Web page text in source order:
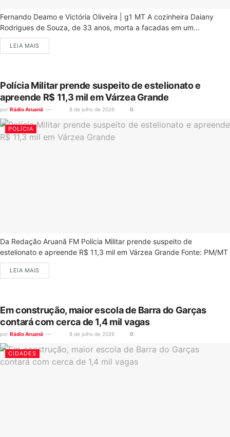
Fernando Deamo e Victória Oliveira | g1 MT A cozinheira Daiany
Rodrigues de Souza, de 33 anos, morta a facadas em um...
LEIA MAIS
Polícia Militar prende suspeito de estelionato e
apreende R$ 11,3 mil em Várzea Grande
por Rádio Aruanã 8 de julho de 2026 0
POLÍCIA
Da Redação Aruanã FM Polícia Militar prende suspeito de
estelionato e apreende R$ 11,3 mil em Várzea Grande Fonte: PM/MT
LEIA MAIS
Em construção, maior escola de Barra do Garças
contará com cerca de 1,4 mil vagas
por Rádio Aruanã 8 de julho de 2026 0
CIDADES